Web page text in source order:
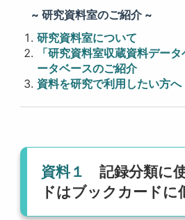
~ 研究資料室のご紹介 ~
研究資料室について
「研究資料室収蔵資料デー
ータベースのご紹介
資料を研究で利用したい方へ
資料１
記録分類に
ドはブックカードに